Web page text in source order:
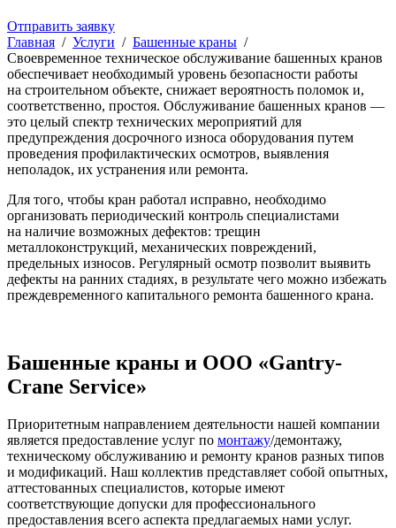
Отправить заявку
Главная / Услуги / Башенные краны /
Своевременное техническое обслуживание башенных кранов
обеспечивает необходимый уровень безопасности работы
на строительном объекте, снижает вероятность поломок и,
соответственно, простоя. Обслуживание башенных кранов —
это целый спектр технических мероприятий для
предупреждения досрочного износа оборудования путем
проведения профилактических осмотров, выявления
неполадок, их устранения или ремонта.
Для того, чтобы кран работал исправно, необходимо
организовать периодический контроль специалистами
на наличие возможных дефектов: трещин
металлоконструкций, механических повреждений,
предельных износов. Регулярный осмотр позволит выявить
дефекты на ранних стадиях, в результате чего можно избежать
преждевременного капитального ремонта башенного крана.
Башенные краны и ООО «Gantry-
Crane Service»
Приоритетным направлением деятельности нашей компании
является предоставление услуг по монтажу/демонтажу,
техническому обслуживанию и ремонту кранов разных типов
и модификаций. Наш коллектив представляет собой опытных,
аттестованных специалистов, которые имеют
соответствующие допуски для профессионального
предоставления всего аспекта предлагаемых нами услуг.